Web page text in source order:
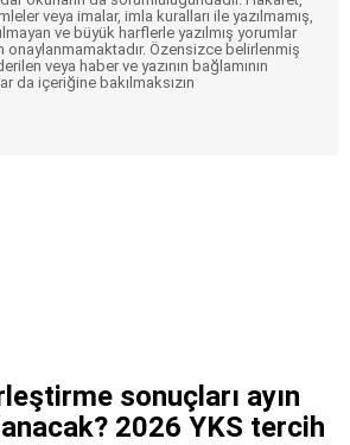
veya imalar, imla kuralları ile yazılmamış,
ve büyük harflerle yazılmış yorumlar
onaylanmamaktadır. Özensizce belirlenmiş
veya haber ve yazının bağlamının
da içeriğine bakılmaksızın
sonuçları ayın
2026 YKS tercih